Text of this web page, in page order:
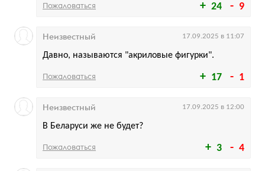
24 9
Пожаловаться
17 1
Давно, называются "акриловые фигурки".
Неизвестный 17.09.2025 в 11:07
Пожаловаться
3 4
В Беларуси же не будет?
Неизвестный 17.09.2025 в 12:00
Пожаловаться